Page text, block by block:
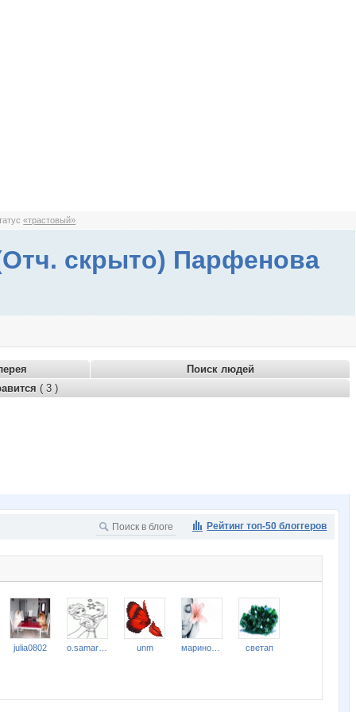
«трастовый»
скрыто) Парфенова
Поиск людей
( 3 )
Рейтинг топ-50 блоггеров
julia0802 unm светап